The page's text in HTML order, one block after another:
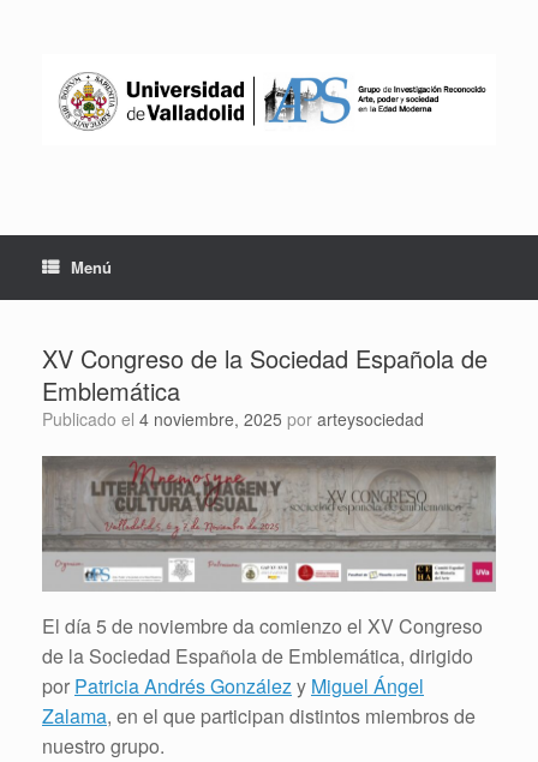
Menú
XV Congreso de la Sociedad Española de
Emblemática
Publicado el 4 noviembre, 2025 por arteysociedad
El día 5 de noviembre da comienzo el XV Congreso
de la Sociedad Española de Emblemática, dirigido
por Patricia Andrés Gonzálezy Miguel Ángel
Zalama, en el que participan distintos miembros de
nuestro grupo.